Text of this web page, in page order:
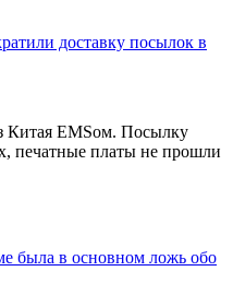
доставку посылок в
Китая EMSом. Посылку
печатные платы не прошли
была в основном ложь обо